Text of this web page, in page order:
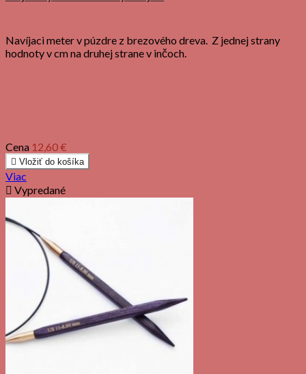
Navíjaci meter v púzdre z brezového dreva. Z jednej strany
hodnoty v cm na druhej strane v inčoch.
Cena 12,60 €
 Vložiť do košíka
Viac
 Vypredané